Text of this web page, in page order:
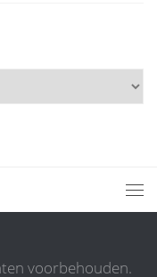
voorbehouden.